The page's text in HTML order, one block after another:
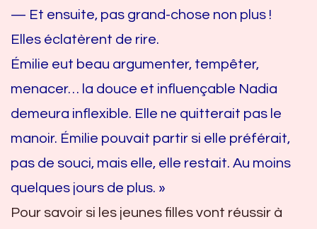
— Et ensuite, pas grand-chose non plus !
Elles éclatèrent de rire.
Émilie eut beau argumenter, tempêter,
menacer… la douce et influençable Nadia
demeura inflexible. Elle ne quitterait pas le
manoir. Émilie pouvait partir si elle préférait,
pas de souci, mais elle, elle restait. Au moins
quelques jours de plus. »
Pour savoir si les jeunes filles vont réussir à